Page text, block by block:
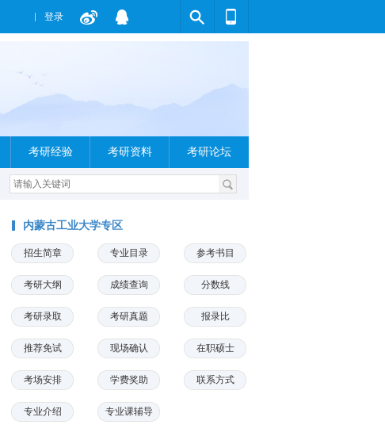
登录
考研经验 考研资料 考研论坛
内蒙古工业大学专区
招生简章 专业目录 参考书目
考研大纲 成绩查询 分数线
考研录取 考研真题 报录比
推荐免试 现场确认 在职硕士
考场安排 学费奖助 联系方式
专业介绍 专业课辅导